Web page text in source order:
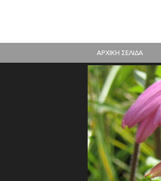
ΑΡΧΙΚΗ ΣΕΛΙΔΑ